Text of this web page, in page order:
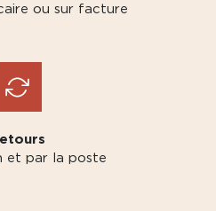
ou sur facture
et par la poste